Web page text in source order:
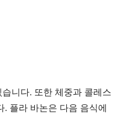
니다. 또한 체중과 콜레스
플라 바논은 다음 음식에